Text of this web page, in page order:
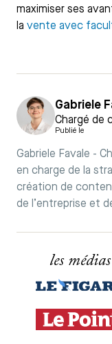
maximiser ses
la vente avec
Gabriele
Chargé de
Publié le
Gabriele Favale -
en charge de la
création de
de l’entreprise et
les